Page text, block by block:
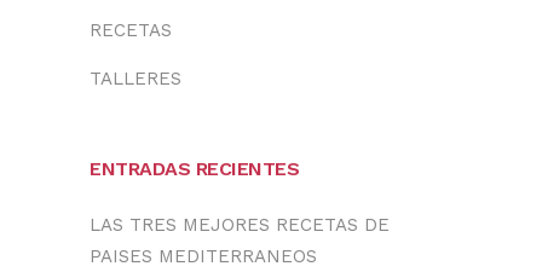
RECETAS
TALLERES
ENTRADAS RECIENTES
LAS TRES MEJORES RECETAS DE
PAISES MEDITERRANEOS